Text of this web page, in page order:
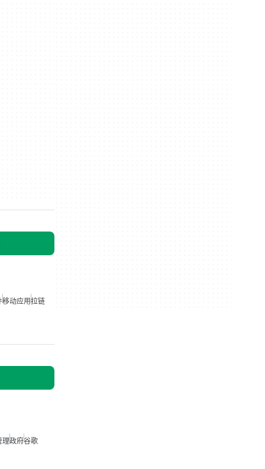
移动应用拉链
理政府谷歌